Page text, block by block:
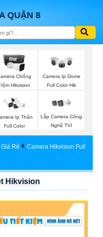
QUẬN 8
Chống
Hikvision
Camera Ip Dome
Full Color Hik
Ip Thân
Full Color
Lắp Camera Công
Nghệ TVI
Rẻ
Camera Hikvision Full
Hikvision